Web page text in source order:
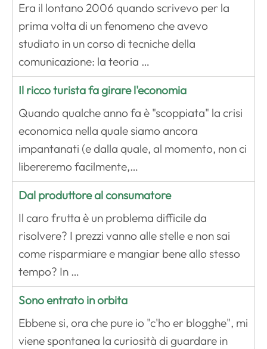
Era il lontano 2006 quando scrivevo per la
prima volta di un fenomeno che avevo
studiato in un corso di tecniche della
comunicazione: la teoria …
Il ricco turista fa girare l'economia
Quando qualche anno fa è "scoppiata" la crisi
economica nella quale siamo ancora
impantanati (e dalla quale, al momento, non ci
libereremo facilmente,…
Dal produttore al consumatore
Il caro frutta è un problema difficile da
risolvere? I prezzi vanno alle stelle e non sai
come risparmiare e mangiar bene allo stesso
tempo? In …
Sono entrato in orbita
Ebbene si, ora che pure io "c'ho er blogghe", mi
viene spontanea la curiosità di guardare in